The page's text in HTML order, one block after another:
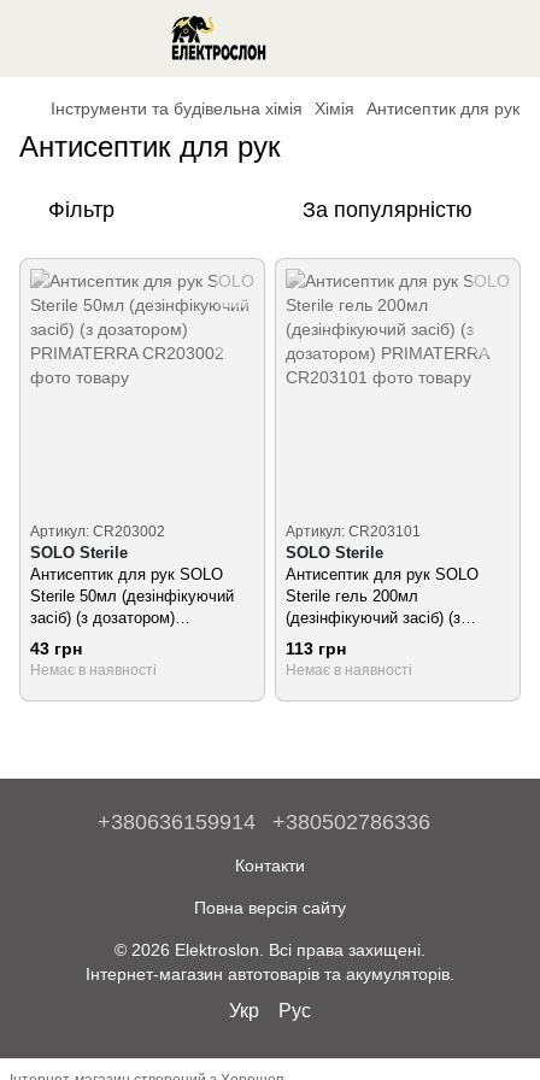
Інструменти та будівельна хімія Хімія Антисептик для рук
Антисептик для рук
Фільтр За популярністю
Артикул: CR203002
SOLO Sterile
Антисептик для рук SOLO
Sterile 50мл (дезінфікуючий
засіб) (з дозатором)
PRIMATERRA
43 грн
Немає в наявності
Артикул: CR203101
SOLO Sterile
Антисептик для рук SOLO
Sterile гель 200мл
(дезінфікуючий засіб) (з
дозатором) PRIMATERRA
113 грн
Немає в наявності
+380636159914 +380502786336
Контакти
Повна версія сайту
© 2026 Elektroslon. Всі права захищені.
Інтернет-магазин автотоварів та акумуляторів.
Укр Рус